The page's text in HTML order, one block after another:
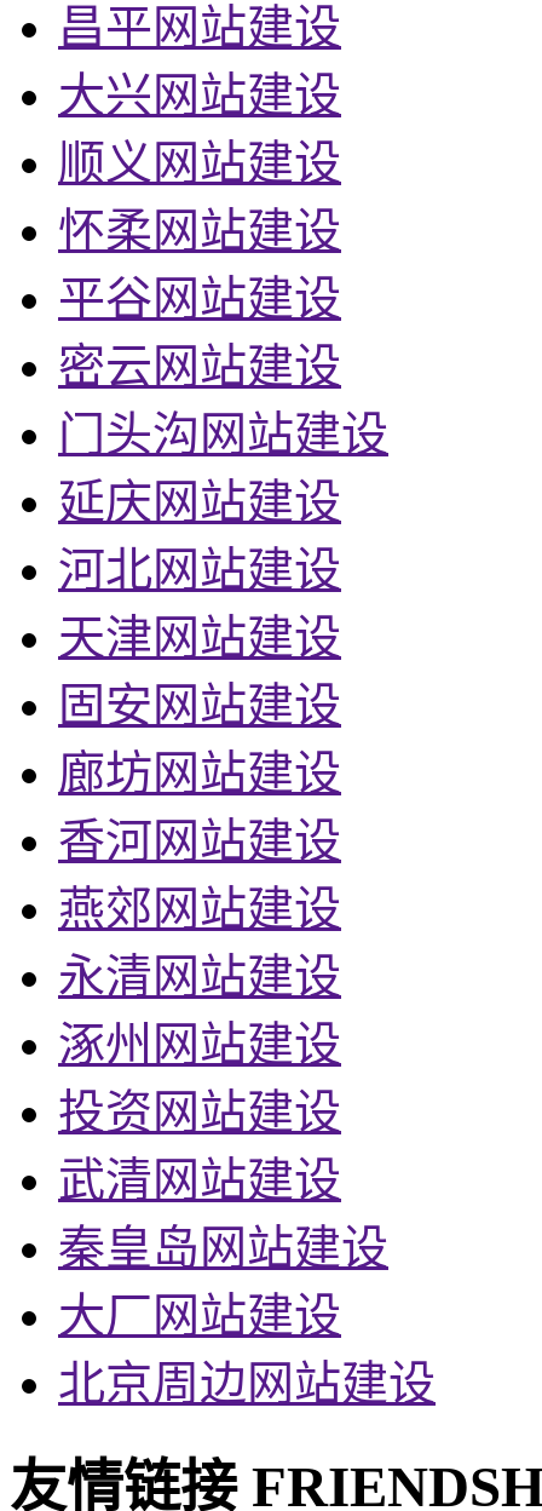
昌平网站建设
大兴网站建设
顺义网站建设
怀柔网站建设
平谷网站建设
密云网站建设
门头沟网站建设
延庆网站建设
河北网站建设
天津网站建设
固安网站建设
廊坊网站建设
香河网站建设
燕郊网站建设
永清网站建设
涿州网站建设
投资网站建设
武清网站建设
秦皇岛网站建设
大厂网站建设
北京周边网站建设
友情链接